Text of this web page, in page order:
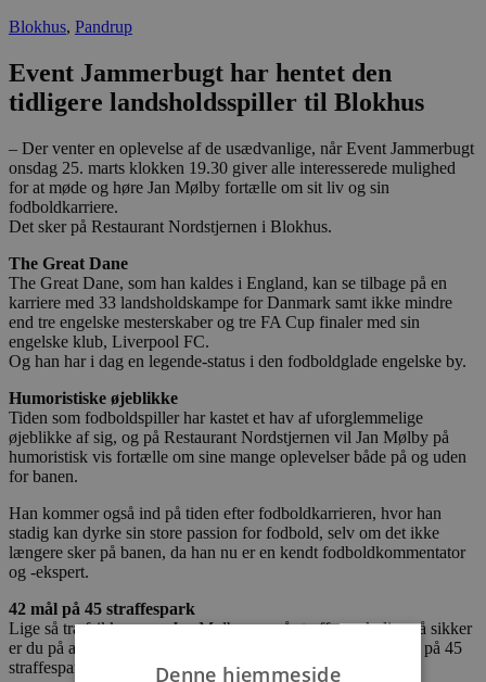
Blokhus, Pandrup
Event Jammerbugt har hentet den
tidligere landsholdsspiller til Blokhus
– Der venter en oplevelse af de usædvanlige, når Event Jammerbugt
onsdag 25. marts klokken 19.30 giver alle interesserede mulighed
for at møde og høre Jan Mølby fortælle om sit liv og sin
fodboldkarriere.
Det sker på Restaurant Nordstjernen i Blokhus.
The Great Dane
The Great Dane, som han kaldes i England, kan se tilbage på en
karriere med 33 landsholdskampe for Danmark samt ikke mindre
end tre engelske mesterskaber og tre FA Cup finaler med sin
engelske klub, Liverpool FC.
Og han har i dag en legende-status i den fodboldglade engelske by.
Humoristiske øjeblikke
Tiden som fodboldspiller har kastet et hav af uforglemmelige
øjeblikke af sig, og på Restaurant Nordstjernen vil Jan Mølby på
humoristisk vis fortælle om sine mange oplevelser både på og uden
for banen.
Han kommer også ind på tiden efter fodboldkarrieren, hvor han
stadig kan dyrke sin store passion for fodbold, selv om det ikke
længere sker på banen, da han nu er en kendt fodboldkommentator
og -ekspert.
42 mål på 45 straffespark
Lige så træfsikker, som Jan Mølby var på straffespark, lige så sikker
er du på at blive godt underholdt. Jan Mølby scorede 42 mål på 45
straffespark.
Denne hjemmeside